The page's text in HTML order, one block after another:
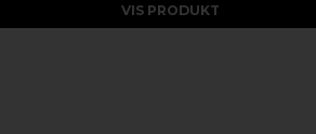
VIS PRODUKT